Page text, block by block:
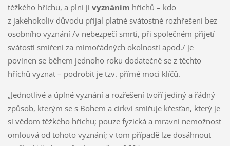
těžkého hříchu, a plní ji vyznáním hříchů – kdo
z jakéhokoliv důvodu přijal platné svátostné rozhřešení bez
osobního vyznání /v nebezpečí smrti, při společném přijetí
svátosti smíření za mimořádných okolností apod./ je
povinen se během jednoho roku dodatečně se z těchto
hříchů vyznat – podrobit je tzv. přímé moci klíčů.
„Jednotlivé a úplné vyznání a rozřešení tvoří jediný a řádný
způsob, kterým se s Bohem a církví smiřuje křesťan, který je
si vědom těžkého hříchu; pouze fyzická a mravní nemožnost
omlouvá od tohoto vyznání; v tom případě lze dosáhnout